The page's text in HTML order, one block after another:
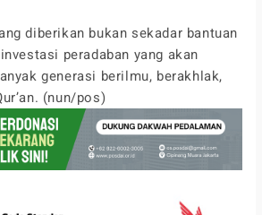
diberikan bukan sekadar bantuan
peradaban yang akan
generasi berilmu, berakhlak,
(nun/pos)